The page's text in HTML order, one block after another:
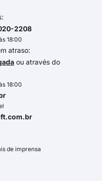
2208
18:00
atraso:
ou através do
18:00
de imprensa